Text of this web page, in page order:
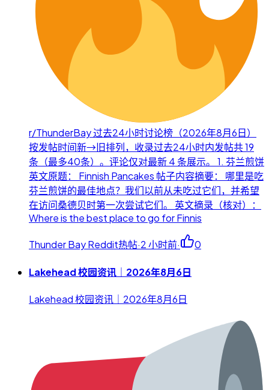
r/ThunderBay 过去24小时讨论榜（2026年8月6日）
按发帖时间新→旧排列，收录过去24小时内发帖共 19
条（最多40条）。评论仅对最新 4 条展示。 1. 芬兰煎饼
英文原题： Finnish Pancakes 帖子内容摘要： 哪里是吃
芬兰煎饼的最佳地点？我们以前从未吃过它们，并希望
在访问桑德贝时第一次尝试它们。 英文摘录（核对）：
Where is the best place to go for Finnis
Thunder Bay Reddit热帖·2 小时前· 0
Lakehead 校园资讯｜2026年8月6日
Lakehead 校园资讯｜2026年8月6日